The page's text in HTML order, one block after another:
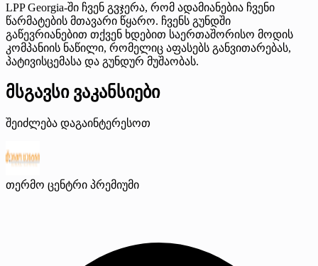
LPP Georgia-ში ჩვენ გვჯერა, რომ ადამიანებია ჩვენი
წარმატების მთავარი წყარო. ჩვენს გუნდში
გაწევრიანებით თქვენ ხდებით საერთაშორისო მოდის
კომპანიის ნაწილი, რომელიც აფასებს განვითარებას,
პატივისცემასა და გუნდურ მუშაობას.
მსგავსი ვაკანსიები
შეიძლება დაგაინტერესოთ
თერმო ცენტრი პრემიუმი